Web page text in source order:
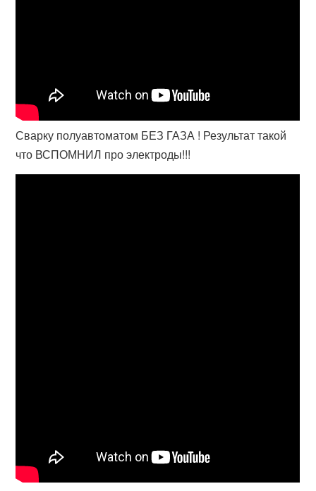
Сварку полуавтоматом БЕЗ ГАЗА ! Результат такой
что ВСПОМНИЛ про электроды!!!